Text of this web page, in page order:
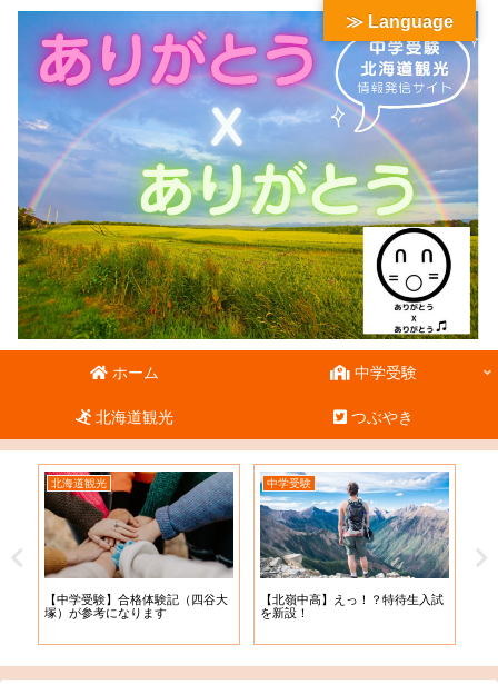
ホーム 中学受験
北海道観光 つぶやき
北海道観光
【中学受験】合格体験記（四谷大
塚）が参考になります
中学受験
【北嶺中高】えっ！？特待生入試
を新設！
≫ Language